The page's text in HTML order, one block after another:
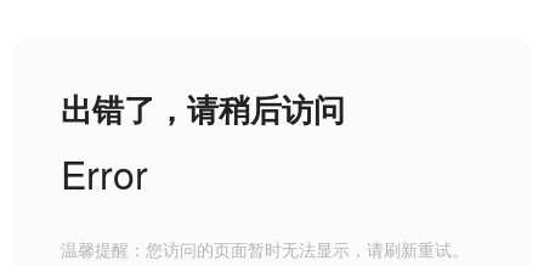
出错了，请稍后访问
Error
温馨提醒：您访问的页面暂时无法显示，请刷新重试。